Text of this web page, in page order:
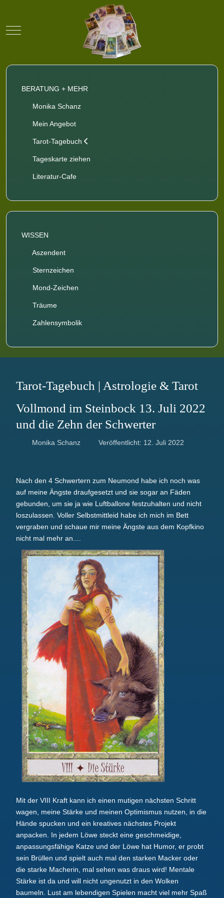
Mobile Menu Toggle
BERATUNG + MEHR
Monika Schanz
Mein Angebot
Tarot-Tagebuch
Tageskarte ziehen
Literatur-Cafe
WISSEN
Aszendent
Sternzeichen
Mond-Zeichen
Träume
Zahlensymbolik
Tarot-Tagebuch | Astrologie & Tarot
Vollmond im Steinbock 13. Juli 2022
und die Zehn der Schwerter
Monika Schanz Veröffentlicht: 12. Juli 2022
Nach den 4 Schwertern zum Neumond habe ich noch was
auf meine Ängste draufgesetzt und sie sogar an Fäden
gebunden, um sie ja wie Luftballone festzuhalten und nicht
loszulassen. Voller Selbstmittleid habe ich mich im Bett
vergraben und schaue mir meine Ängste aus dem Kopfkino
nicht mal mehr an....
Mit der VIII Kraft kann ich einen mutigen nächsten Schritt
wagen, meine Stärke und meinen Optimismus nutzen, in die
Hände spucken und ein kreatives nächstes Projekt
anpacken. In jedem Löwe steckt eine geschmeidige,
anpassungsfähige Katze und der Löwe hat Humor, er probt
sein Brüllen und spielt auch mal den starken Macker oder
die starke Macherin, mal sehen was draus wird! Mentale
Stärke ist da und will nicht ungenutzt in den Wolken
baumeln. Lust am lebendigen Spielen macht viel mehr Spaß